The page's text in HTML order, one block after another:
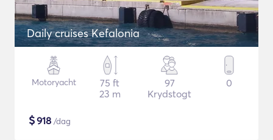
Daily cruises Kefalonia
Motoryacht
75 ft
23 m
97
Krydstogt
0
$918 /dag